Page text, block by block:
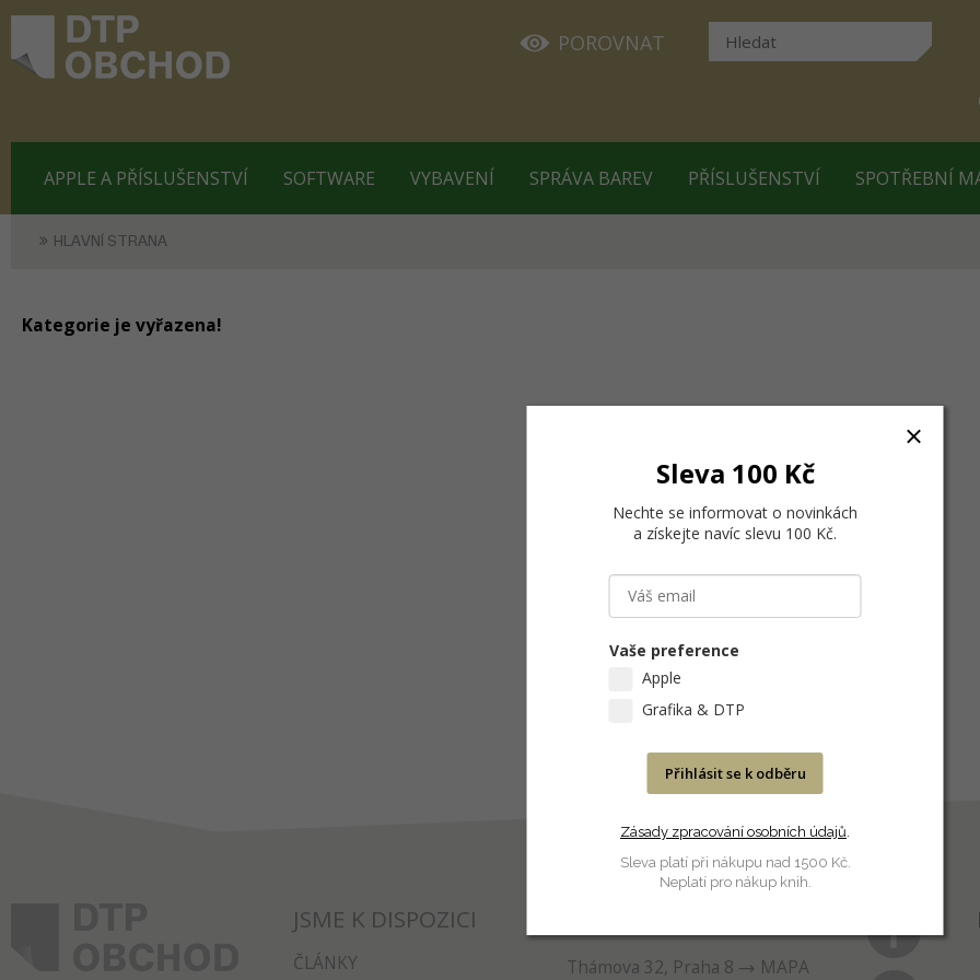
POROVNAT
APPLE A PŘÍSLUŠENSTVÍ SOFTWARE VYBAVENÍ SPRÁVA BAREV PŘÍSLUŠENSTVÍ SPOTŘEBNÍ
HLAVNÍ STRANA
Kategorie je vyřazena!
JSME K DISPOZICI
ČLÁNKY Thámova 32, Praha 8
MAPA
Sleva 100 Kč
Nechte se informovat o novinkách
a získejte navíc slevu 100 Kč.
Vaše preference
Apple
Grafika & DTP
Přihlásit se k odběru
Zásady zpracování osobních údajů.
Sleva platí při nákupu nad 1500 Kč.
Neplatí pro nákup knih.